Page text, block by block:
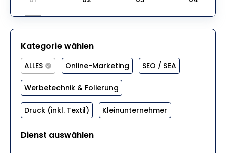
Kategorie wählen
ALLES Online-Marketing SEO / SEA
Werbetechnik & Folierung
Druck (inkl. Textil) Kleinunternehmer
Dienst auswählen